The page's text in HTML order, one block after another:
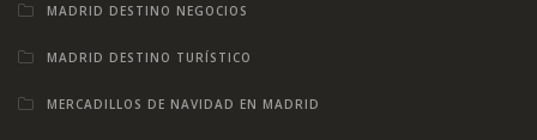
MADRID DESTINO NEGOCIOS
MADRID DESTINO TURÍSTICO
MERCADILLOS DE NAVIDAD EN MADRID